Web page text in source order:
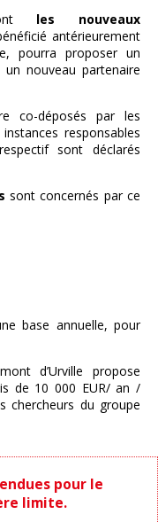
les nouveaux
antérieurement
pourra proposer un
nouveau partenaire
co-déposés par les
responsables
sont déclarés
sont concernés par ce
base annuelle, pour
d’Urville propose
de 10 000 EUR/ an /
chercheurs du groupe
pour le
limite.